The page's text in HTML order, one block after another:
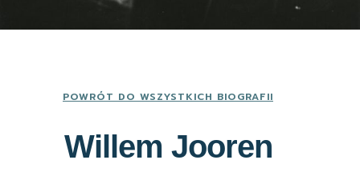
POWRÓT DO WSZYSTKICH BIOGRAFII
Willem Jooren